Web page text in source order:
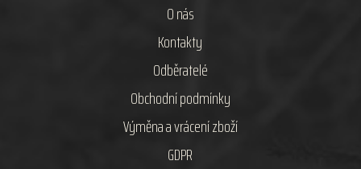
O nás
Kontakty
Odběratelé
Obchodní podmínky
Výměna a vrácení zboží
GDPR